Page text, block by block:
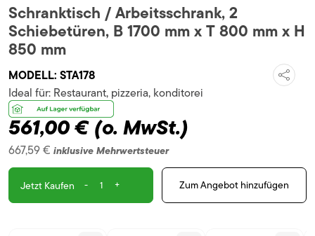
Schranktisch / Arbeitsschrank, 2
Schiebetüren, B 1700 mm x T 800 mm x H
850 mm
MODELL: STA178
561,00 €(o. MwSt.)
667,59 € inklusive Mehrwertsteuer
Ideal für: Restaurant, pizzeria, konditorei
Jetzt Kaufen - + Zum Angebot hinzufügen